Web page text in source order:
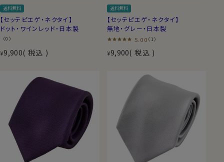
みについています。
送料無料
【セッテピエゲ・ネクタイ】
ドット・ワインレッド・日本製
（0）
¥9,900 税込
送料無料
【セッテピエゲ・ネクタイ】
無地・グレー・日本製
5.00 （1）
¥9,900 税込